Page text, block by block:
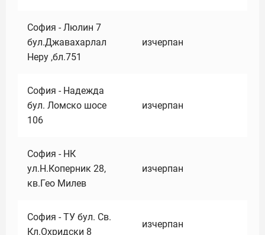
София - Люлин 7
бул.Джавахарлал
Неру ,бл.751
изчерпан
София - Надежда
бул. Ломско шосе
106
изчерпан
София - НК
ул.Н.Коперник 28,
кв.Гео Милев
изчерпан
София - ТУ бул. Св.
Кл.Охридски 8
изчерпан